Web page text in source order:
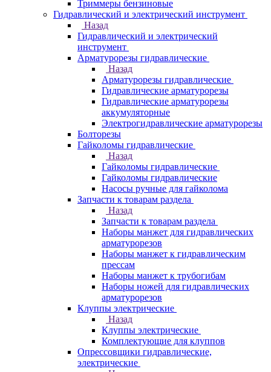
Триммеры бензиновые
Гидравлический и электрический инструмент
Назад
Гидравлический и электрический
инструмент
Арматурорезы гидравлические
Назад
Арматурорезы гидравлические
Гидравлические арматурорезы
Гидравлические арматурорезы
аккумуляторные
Электрогидравлические арматурорезы
Болторезы
Гайколомы гидравлические
Назад
Гайколомы гидравлические
Гайколомы гидравлические
Насосы ручные для гайколома
Запчасти к товарам раздела
Назад
Запчасти к товарам раздела
Наборы манжет для гидравлических
арматурорезов
Наборы манжет к гидравлическим
прессам
Наборы манжет к трубогибам
Наборы ножей для гидравлических
арматурорезов
Клуппы электрические
Назад
Клуппы электрические
Комплектующие для клуппов
Опрессовщики гидравлические,
электрические